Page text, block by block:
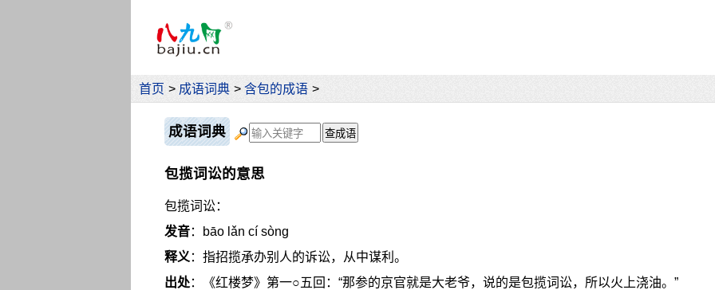
首页 > 成语词典 > 含包的成语 >
成语词典
包揽词讼的意思
包揽词讼：
发音：bāo lǎn cí sòng
释义 ：指招揽承办别人的诉讼，从中谋利。
出处：《红楼梦》第一○五回：“那参的京官就是大老爷，说的是包揽词讼，所以火上浇油。”